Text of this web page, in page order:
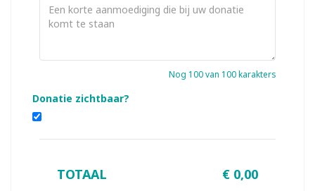
Nog 100van 100 karakters
Donatie zichtbaar?
TOTAAL € 0,00